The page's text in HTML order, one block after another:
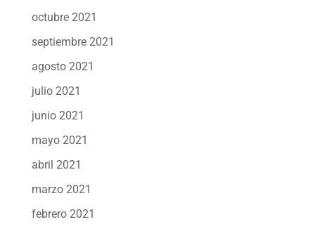
octubre 2021
septiembre 2021
agosto 2021
julio 2021
junio 2021
mayo 2021
abril 2021
marzo 2021
febrero 2021